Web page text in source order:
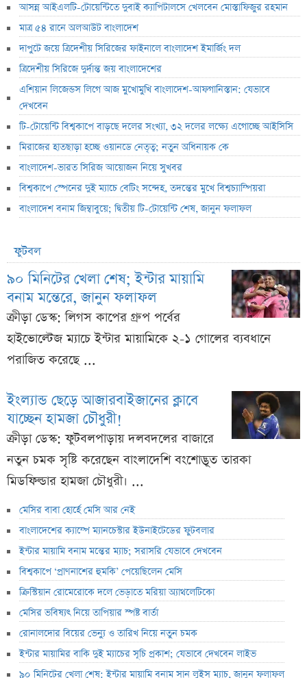
আসন্ন আইএলটি-টোয়েন্টিতে দুবাই ক্যাপিটালসে খেলবেন মোস্তাফিজুর রহমান
মাত্র ৫৪ রানে অলআউট বাংলাদেশ
দাপুটে জয়ে ত্রিদেশীয় সিরিজের ফাইনালে বাংলাদেশ ইমার্জিং দল
ত্রিদেশীয় সিরিজে দুর্দান্ত জয় বাংলাদেশের
এশিয়ান লিজেন্ডস লিগে আজ মুখোমুখি বাংলাদেশ-আফগানিস্তান: যেভাবে
দেখবেন
টি-টোয়েন্টি বিশ্বকাপে বাড়ছে দলের সংখ্যা, ৩২ দলের লক্ষ্যে এগোচ্ছে আইসিসি
মিরাজের হাতছাড়া হচ্ছে ওয়ানডে নেতৃত্ব; নতুন অধিনায়ক কে
বাংলাদেশ-ভারত সিরিজ আয়োজন নিয়ে সুখবর
বিশ্বকাপে স্পেনের দুই ম্যাচে বেটিং সন্দেহ, তদন্তের মুখে বিশ্বচ্যাম্পিয়রা
বাংলাদেশ বনাম জিম্বাবুয়ে; দ্বিতীয় টি-টোয়েন্টি শেষ, জানুন ফলাফল
ফুটবল
৯০ মিনিটের খেলা শেষ; ইন্টার মায়ামি
বনাম মন্তেরে, জানুন ফলাফল
ক্রীড়া ডেস্ক: লিগস কাপের গ্রুপ পর্বের
হাইভোল্টেজ ম্যাচে ইন্টার মায়ামিকে ২-১ গোলের ব্যবধানে
পরাজিত করেছে ...
ইংল্যান্ড ছেড়ে আজারবাইজানের ক্লাবে
যাচ্ছেন হামজা চৌধুরী!
ক্রীড়া ডেস্ক: ফুটবলপাড়ায় দলবদলের বাজারে
নতুন চমক সৃষ্টি করেছেন বাংলাদেশি বংশোদ্ভূত তারকা
মিডফিল্ডার হামজা চৌধুরী। ...
মেসির বাবা হোর্হে মেসি আর নেই
বাংলাদেশের ক্যাম্পে ম্যানচেস্টার ইউনাইটেডের ফুটবলার
ইন্টার মায়ামি বনাম মন্তের ম্যাচ; সরাসরি যেভাবে দেখবেন
বিশ্বকাপে ‘প্রাণনাশের হুমকি’ পেয়েছিলেন মেসি
ক্রিস্টিয়ান রোমেরোকে দলে ভেড়াতে মরিয়া অ্যাথলেটিকো
মেসির ভবিষ্যৎ নিয়ে তাপিয়ার স্পষ্ট বার্তা
রোনালদোর বিয়ের ভেন্যু ও তারিখ নিয়ে নতুন চমক
ইন্টার মায়ামির বাকি দুই ম্যাচের সূচি প্রকাশ; যেভাবে দেখবেন লাইভ
৯০ মিনিটের খেলা শেষ: ইন্টার মায়ামি বনাম সান লুইস ম্যাচ, জানুন ফলাফল